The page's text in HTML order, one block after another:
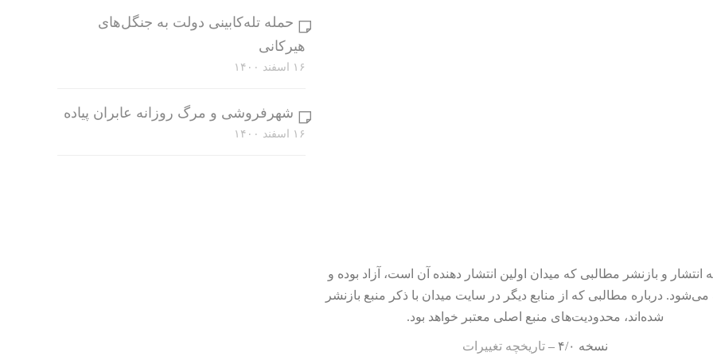
حمله تله‌کابینی دولت به جنگل‌های
هیرکانی
۱۶ اسفند ۱۴۰۰
شهرفروشی و مرگ روزانه عابران پیاده
۱۶ اسفند ۱۴۰۰
انتشار و بازنشر مطالبی که میدان اولین انتشار دهنده آن است، آزاد بوده و
درباره مطالبی که از منابع دیگر در سایت میدان با ذکر منبع بازنشر
شده‌اند، محدودیت‌های منبع اصلی معتبر خواهد بود.
نسخه ۴/۰ – تاریخچه تغییرات